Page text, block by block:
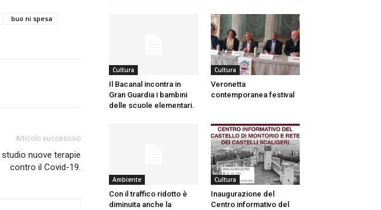
buo ni spesa
Articolo successivo
nuove terapie
contro il Covid-19.
Cultura
Il Bacanal incontra in
Gran Guardia i bambini
delle scuole elementari.
Cultura
Veronetta
contemporanea festival
Ambiente
Con il traffico ridotto è
diminuita anche la
Cultura
Inaugurazione del
Centro informativo del